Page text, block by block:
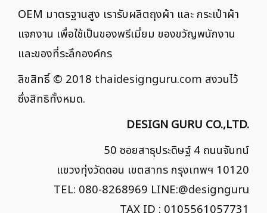
OEM มาตรฐานสูง เรารับผลิตถุงผ้า และ กระเป๋าผ้า
แจกงาน เพื่อใช้เป็นของพรีเมี่ยม ของขวัญพนักงาน
และของที่ระลึกองค์กร
ลิขสิทธิ์ © 2018 thaidesignguru.com สงวนไว้
ซึ่งสิทธิทั้งหมด.
DESIGN GURU CO.,LTD.
50 ซอยสาธุประดิษฐ์ 4 ถนนจันทน์
แขวงทุ่งวัดดอน เขตสาทร กรุงเทพฯ 10120
TEL: 080-8268969 LINE:@designguru
TAX ID : 0105561057731